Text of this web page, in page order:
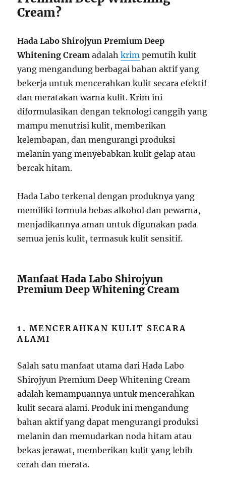
Cream?
Hada Labo Shirojyun Premium Deep
Whitening Cream adalahkrim pemutih kulit
yang mengandung berbagai bahan aktif yang
bekerja untuk mencerahkan kulit secara efektif
dan meratakan warna kulit. Krim ini
diformulasikan dengan teknologi canggih yang
mampu menutrisi kulit, memberikan
kelembapan, dan mengurangi produksi
melanin yang menyebabkan kulit gelap atau
bercak hitam.
Hada Labo terkenal dengan produknya yang
memiliki formula bebas alkohol dan pewarna,
menjadikannya aman untuk digunakan pada
semua jenis kulit, termasuk kulit sensitif.
Manfaat Hada Labo Shirojyun
Premium Deep Whitening Cream
1.MENCERAHKAN KULIT SECARA
ALAMI
Salah satu manfaat utama dari Hada Labo
Shirojyun Premium Deep Whitening Cream
adalah kemampuannya untuk mencerahkan
kulit secara alami. Produk ini mengandung
bahan aktif yang dapat mengurangi produksi
melanin dan memudarkan noda hitam atau
bekas jerawat, memberikan kulit yang lebih
cerah dan merata.